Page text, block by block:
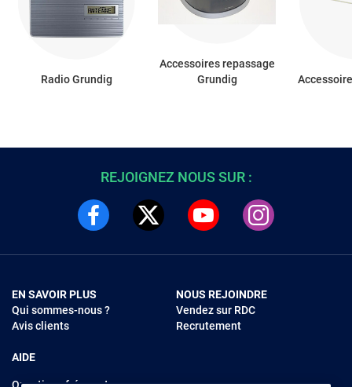
Radio Grundig
Accessoires repassage
Grundig
REJOIGNEZ NOUS SUR :
EN SAVOIR PLUS
Qui sommes-nous ?
Avis clients
AIDE
NOUS REJOINDRE
Vendez sur RDC
Recrutement